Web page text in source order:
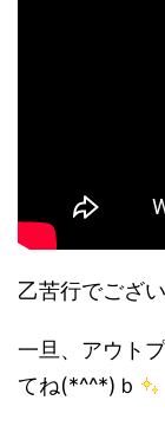
乙苦行でござ
一旦、アウト
てね(*^^*)ｂ